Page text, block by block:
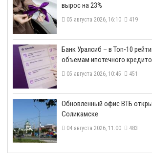
вырос на 23%
05 августа 2026, 16:10 419
​Банк Уралсиб – в Топ-10
объемам ипотечного
05 августа 2026, 10:45 451
​Обновленный офис ВТБ
Соликамске
04 августа 2026, 11:00 483